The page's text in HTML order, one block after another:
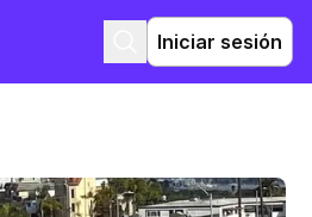
Iniciar sesión